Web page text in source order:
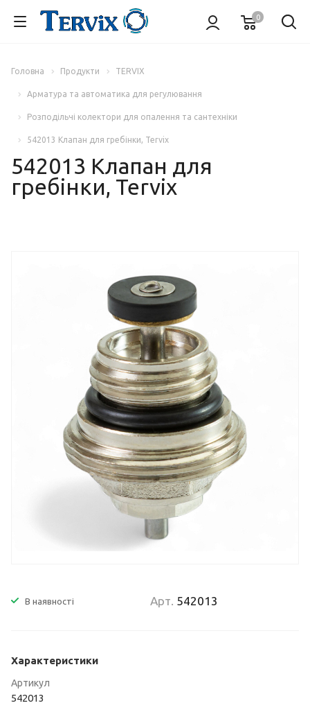
0
Головна Продукти TERVIX
Арматура та автоматика для регулювання
Розподільчі колектори для опалення та сантехніки
542013 Клапан для гребінки, Tervix
542013 Клапан для
гребінки, Tervix
В наявності Арт. 542013
Характеристики
Артикул
542013